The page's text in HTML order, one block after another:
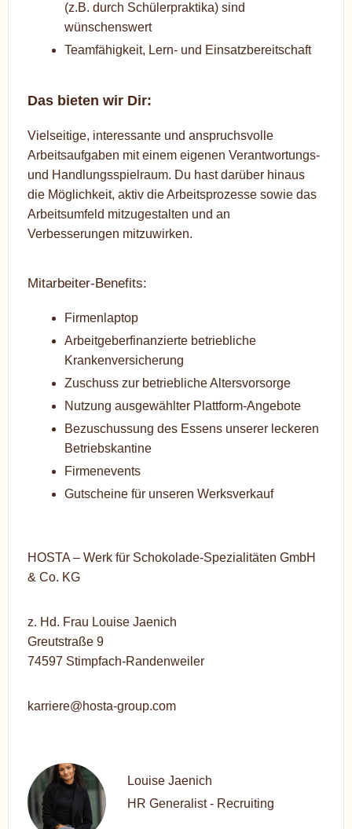
(z.B. durch Schülerpraktika) sind
wünschenswert
Teamfähigkeit, Lern- und Einsatzbereitschaft
Das bieten wir Dir:
Vielseitige, interessante und anspruchsvolle
Arbeitsaufgaben mit einem eigenen Verantwortungs-
und Handlungsspielraum. Du hast darüber hinaus
die Möglichkeit, aktiv die Arbeitsprozesse sowie das
Arbeitsumfeld mitzugestalten und an
Verbesserungen mitzuwirken.
Mitarbeiter-Benefits:
Firmenlaptop
Arbeitgeberfinanzierte betriebliche
Krankenversicherung
Zuschuss zur betriebliche Altersvorsorge
Nutzung ausgewählter Plattform-Angebote
Bezuschussung des Essens unserer leckeren
Betriebskantine
Firmenevents
Gutscheine für unseren Werksverkauf
HOSTA – Werk für Schokolade-Spezialitäten GmbH
& Co. KG
z. Hd. Frau Louise Jaenich
Greutstraße 9
74597 Stimpfach-Randenweiler
karriere@hosta-group.com
Louise Jaenich
HR Generalist - Recruiting